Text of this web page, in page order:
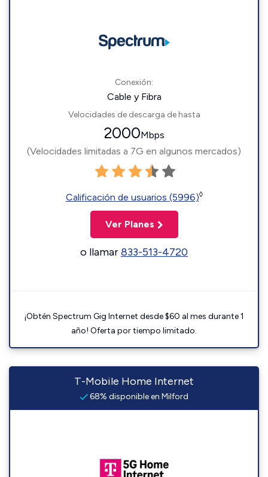
Conexión:
Cable y Fibra
Velocidades de descarga de hasta
2000Mbps
(Velocidades limitadas a 7G en algunos mercados)
Calificación de usuarios (5996)◊
Ver Planes
o llamar833-513-4720
¡Obtén Spectrum Gig Internet desde $60 al mes durante 1
año! Oferta por tiempo limitado.
T-Mobile Home Internet
68% disponible en Milford